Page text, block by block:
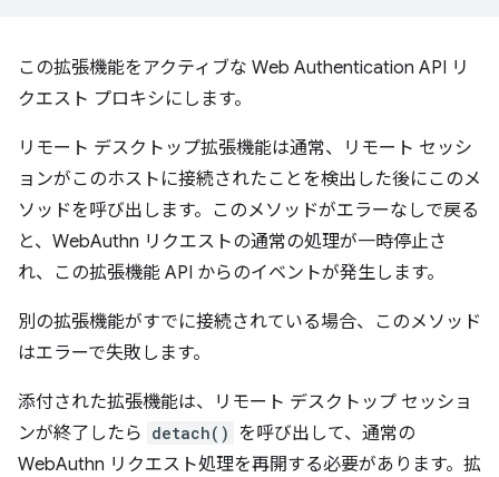
この拡張機能をアクティブな Web Authentication API リ
クエスト プロキシにします。
リモート デスクトップ拡張機能は通常、リモート セッシ
ョンがこのホストに接続されたことを検出した後にこのメ
ソッドを呼び出します。このメソッドがエラーなしで戻る
と、WebAuthn リクエストの通常の処理が一時停止さ
れ、この拡張機能 API からのイベントが発生します。
別の拡張機能がすでに接続されている場合、このメソッド
はエラーで失敗します。
添付された拡張機能は、リモート デスクトップ セッショ
ンが終了したら detach() を呼び出して、通常の
WebAuthn リクエスト処理を再開する必要があります。拡